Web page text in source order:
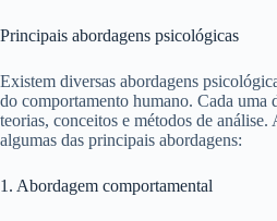
Principais abordagens psicológicas
Existem diversas abordagens
do comportamento humano. Cada uma
teorias, conceitos e métodos de análise.
algumas das principais abordagens:
1. Abordagem comportamental